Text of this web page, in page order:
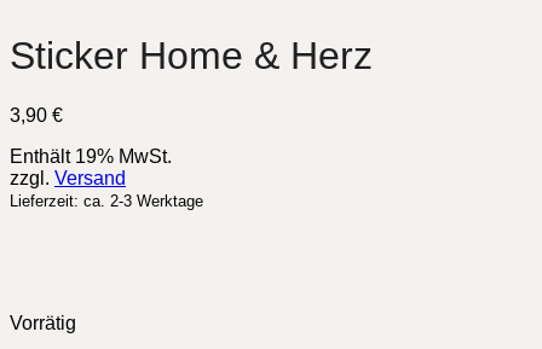
Sticker Home & Herz
3,90 €
Enthält 19% MwSt.
zzgl. Versand
Lieferzeit: ca. 2-3 Werktage
Vorrätig